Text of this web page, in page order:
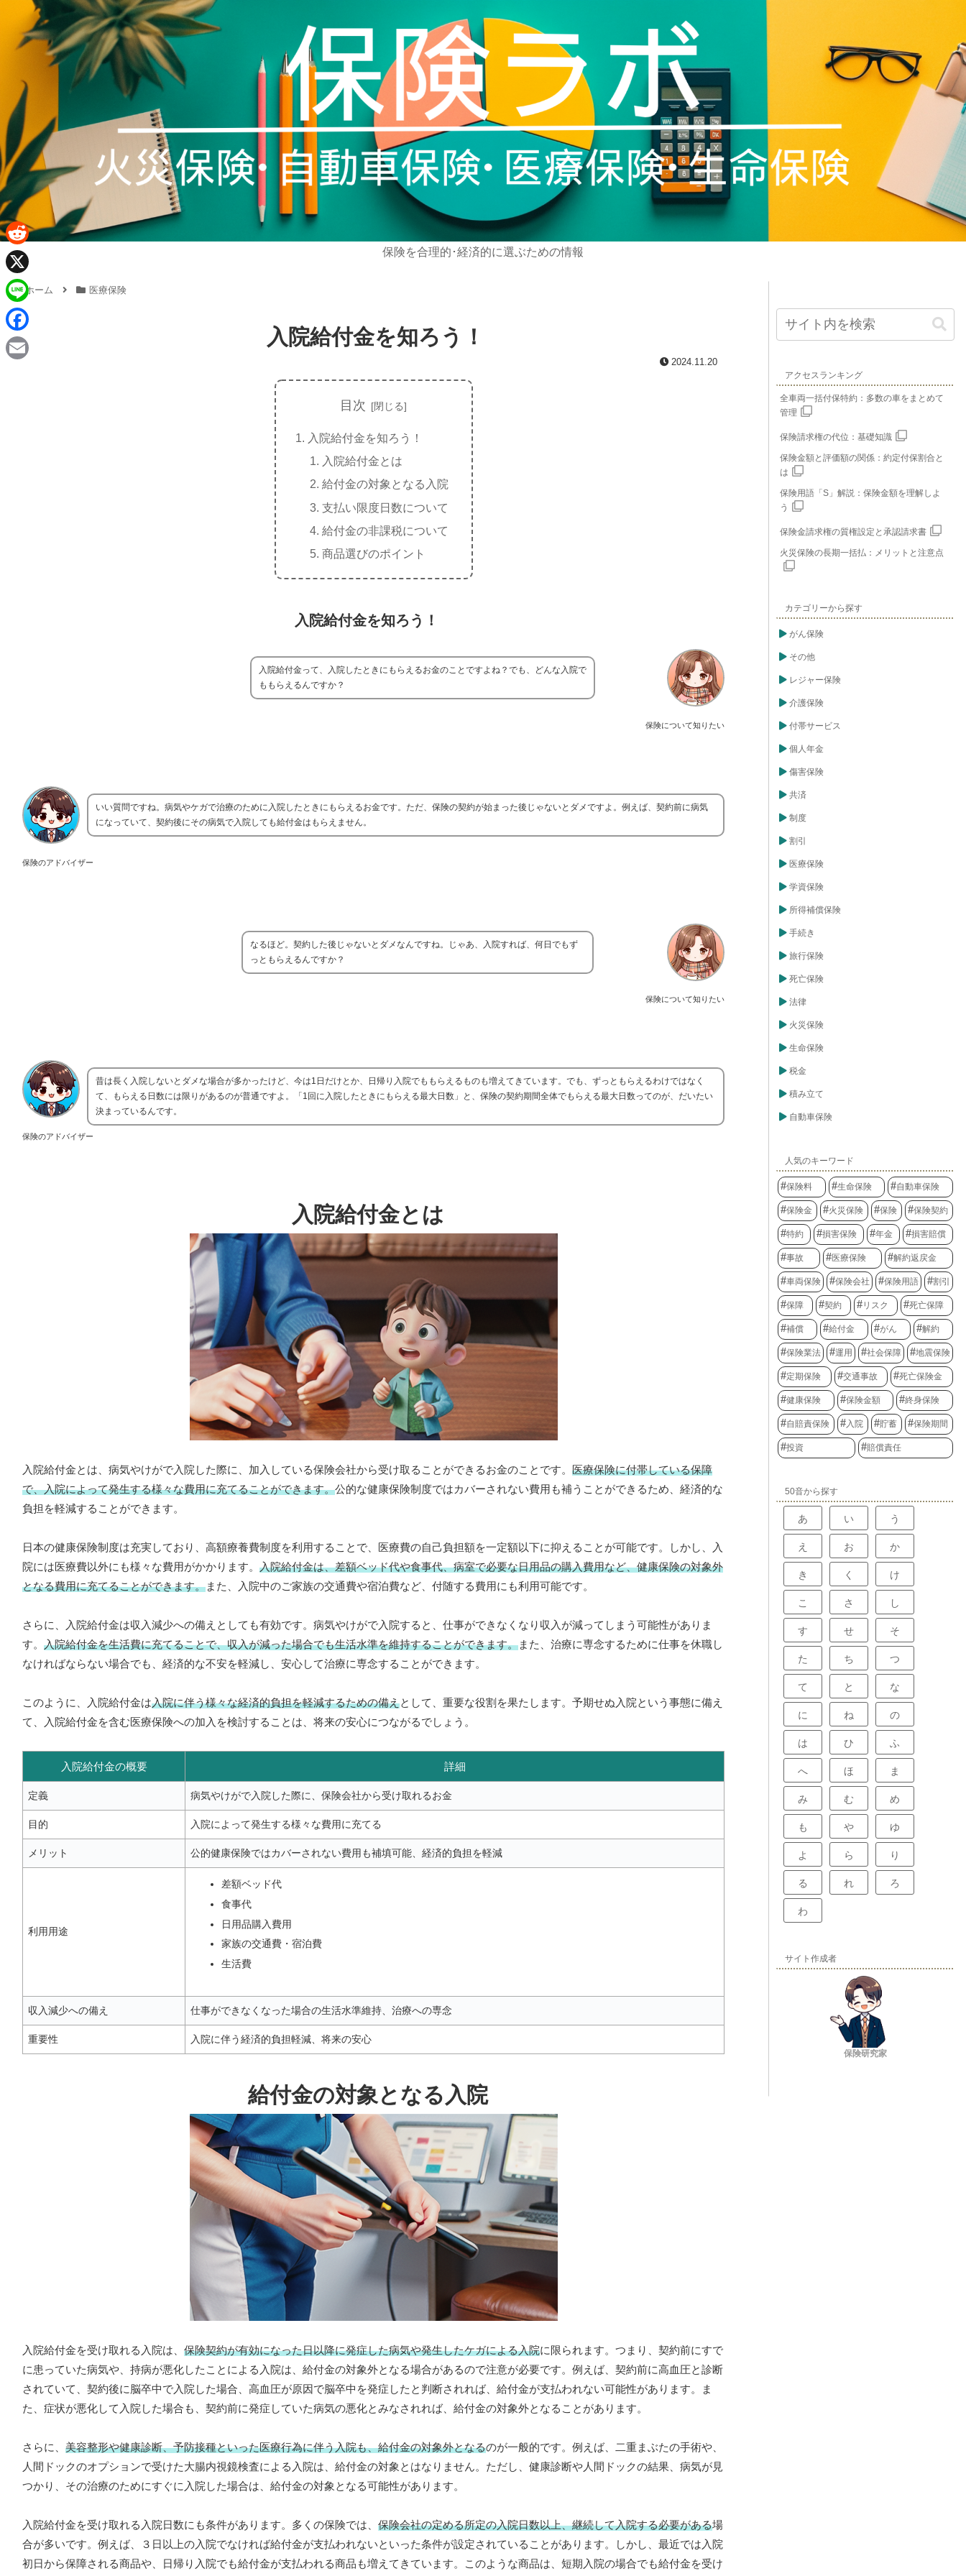
保険を合理的･経済的に選ぶための情報
ホーム 医療保険
入院給付金を知ろう！
2024.11.20
目次
入院給付金を知ろう！
入院給付金とは
給付金の対象となる入院
支払い限度日数について
給付金の非課税について
商品選びのポイント
入院給付金を知ろう！
保険について知りたい
入院給付金って、入院したときにもらえるお金のことですよね？でも、どんな入院で
ももらえるんですか？
保険のアドバイザー
いい質問ですね。病気やケガで治療のために入院したときにもらえるお金です。ただ、保険の契約が始まった後じゃないとダメですよ。例えば、契約前に病気
になっていて、契約後にその病気で入院しても給付金はもらえません。
保険について知りたい
なるほど。契約した後じゃないとダメなんですね。じゃあ、入院すれば、何日でもず
っともらえるんですか？
保険のアドバイザー
昔は長く入院しないとダメな場合が多かったけど、今は1日だけとか、日帰り入院でももらえるものも増えてきています。でも、ずっともらえるわけではなく
て、もらえる日数には限りがあるのが普通ですよ。「1回に入院したときにもらえる最大日数」と、保険の契約期間全体でもらえる最大日数ってのが、だいたい
決まっているんです。
入院給付金とは
入院給付金とは、病気やけがで入院した際に、加入している保険会社から受け取ることができるお金のことです。 医療保険に付帯している保障
で、入院によって発生する様々な費用に充てることができます。公的な健康保険制度ではカバーされない費用も補うことができるため、経済的な
負担を軽減することができます。
日本の健康保険制度は充実しており、高額療養費制度を利用することで、医療費の自己負担額を一定額以下に抑えることが可能です。しかし、入
院には医療費以外にも様々な費用がかかります。 入院給付金は、差額ベッド代や食事代、病室で必要な日用品の購入費用など、健康保険の対象外
となる費用に充てることができます。また、入院中のご家族の交通費や宿泊費など、付随する費用にも利用可能です。
さらに、入院給付金は収入減少への備えとしても有効です。病気やけがで入院すると、仕事ができなくなり収入が減ってしまう可能性がありま
す。 入院給付金を生活費に充てることで、収入が減った場合でも生活水準を維持することができます。また、治療に専念するために仕事を休職し
なければならない場合でも、経済的な不安を軽減し、安心して治療に専念することができます。
このように、入院給付金は入院に伴う様々な経済的負担を軽減するための備えとして、重要な役割を果たします。予期せぬ入院という事態に備え
て、入院給付金を含む医療保険への加入を検討することは、将来の安心につながるでしょう。
入院給付金の概要 詳細
定義 病気やけがで入院した際に、保険会社から受け取れるお金
目的 入院によって発生する様々な費用に充てる
メリット 公的健康保険ではカバーされない費用も補填可能、経済的負担を軽減
利用用途
差額ベッド代
食事代
日用品購入費用
家族の交通費・宿泊費
生活費
収入減少への備え 仕事ができなくなった場合の生活水準維持、治療への専念
重要性 入院に伴う経済的負担軽減、将来の安心
給付金の対象となる入院
入院給付金を受け取れる入院は、 保険契約が有効になった日以降に発症した病気や発生したケガによる入院に限られます。つまり、契約前にすで
に患っていた病気や、持病が悪化したことによる入院は、給付金の対象外となる場合があるので注意が必要です。例えば、契約前に高血圧と診断
されていて、契約後に脳卒中で入院した場合、高血圧が原因で脳卒中を発症したと判断されれば、給付金が支払われない可能性があります。ま
た、症状が悪化して入院した場合も、契約前に発症していた病気の悪化とみなされれば、給付金の対象外となることがあります。
さらに、 美容整形や健康診断、予防接種といった医療行為に伴う入院も、給付金の対象外となるのが一般的です。例えば、二重まぶたの手術や、
人間ドックのオプションで受けた大腸内視鏡検査による入院は、給付金の対象とはなりません。ただし、健康診断や人間ドックの結果、病気が見
つかり、その治療のためにすぐに入院した場合は、給付金の対象となる可能性があります。
入院給付金を受け取れる入院日数にも条件があります。多くの保険では、 保険会社の定める所定の入院日数以上、継続して入院する必要がある場
合が多いです。例えば、３日以上の入院でなければ給付金が支払われないといった条件が設定されていることがあります。しかし、最近では入院
初日から保障される商品や、日帰り入院でも給付金が支払われる商品も増えてきています。このような商品は、短期入院の場合でも給付金を受け
アクセスランキング
全車両一括付保特約：多数の車をまとめて
管理
保険請求権の代位：基礎知識
保険金額と評価額の関係：約定付保割合と
は
保険用語「S」解説：保険金額を理解しよ
う
保険金請求権の質権設定と承認請求書
火災保険の長期一括払：メリットと注意点
カテゴリーから探す
がん保険
その他
レジャー保険
介護保険
付帯サービス
個人年金
傷害保険
共済
制度
割引
医療保険
学資保険
所得補償保険
手続き
旅行保険
死亡保険
法律
火災保険
生命保険
税金
積み立て
自動車保険
人気のキーワード
保険料 生命保険 自動車保険
保険金 火災保険 保険 保険契約
特約 損害保険 年金 損害賠償
事故 医療保険 解約返戻金
車両保険 保険会社 保険用語 割引
保障 契約 リスク 死亡保障
補償 給付金 がん 解約
保険業法 運用 社会保障 地震保険
定期保険 交通事故 死亡保険金
健康保険 保険金額 終身保険
自賠責保険 入院 貯蓄 保険期間
投資 賠償責任
50音から探す
あ い う
え お か
き く け
こ さ し
す せ そ
た ち つ
て と な
に ね の
は ひ ふ
へ ほ ま
み む め
も や ゆ
よ ら り
る れ ろ
わ
サイト作成者
保険研究家
R
e
d
d
i
X
L
n
F